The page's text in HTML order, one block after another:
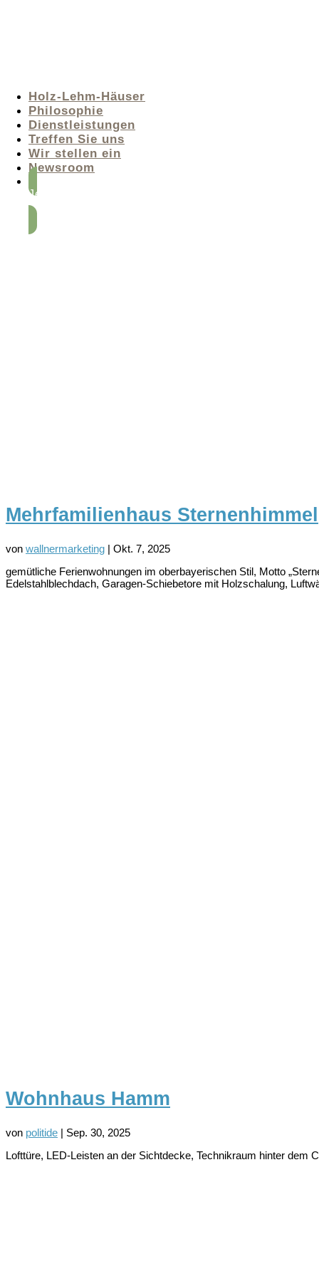
Holz-Lehm-Häuser
Philosophie
Dienstleistungen
Treffen Sie uns
Wir stellen ein
Newsroom
Jetzt Beratung
anfordern
Mehrfamilienhaus Sternenhimmel
von wallnermarketing | Okt. 7, 2025
gemütliche Ferienwohnungen im oberbayerischen Stil, Motto
Edelstahlblechdach, Garagen-Schiebetore mit Holzschalung,
Wohnhaus Hamm
von politide | Sep. 30, 2025
Lofttüre, LED-Leisten an der Sichtdecke, Technikraum hinter dem